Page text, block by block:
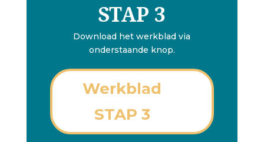
STAP 3
Download het werkblad via
onderstaande knop.
Werkblad
STAP 3